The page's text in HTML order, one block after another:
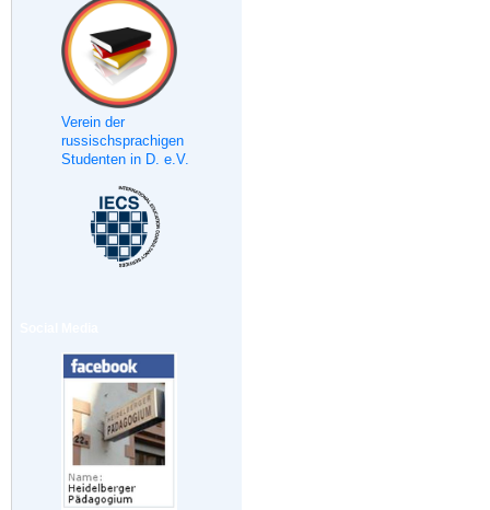
Verein der
russischsprachigen
Studenten in D. e.V.